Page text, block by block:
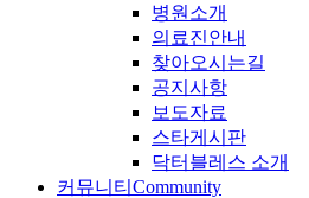
병원소개
의료진안내
찾아오시는길
공지사항
보도자료
스타게시판
닥터블레스 소개
커뮤니티 Community